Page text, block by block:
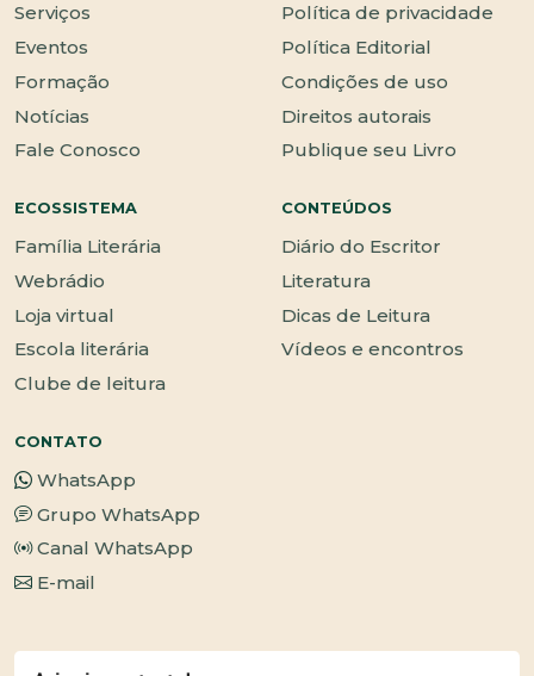
Serviços
Eventos
Formação
Notícias
Fale Conosco
Política de privacidade
Política Editorial
Condições de uso
Direitos autorais
Publique seu Livro
ECOSSISTEMA
Família Literária
Webrádio
Loja virtual
Escola literária
Clube de leitura
CONTEÚDOS
Diário do Escritor
Literatura
Dicas de Leitura
Vídeos e encontros
CONTATO
WhatsApp
Grupo WhatsApp
Canal WhatsApp
E-mail